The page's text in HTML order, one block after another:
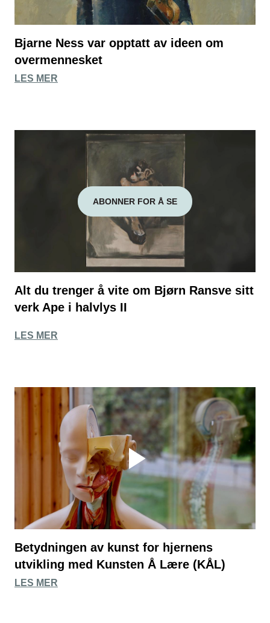
Bjarne Ness var opptatt av ideen om
overmennesket
LES MER
ABONNER FOR Å SE
Alt du trenger å vite om Bjørn Ransve sitt
verk Ape i halvlys II
LES MER
Betydningen av kunst for hjernens
utvikling med Kunsten Å Lære (KÅL)
LES MER